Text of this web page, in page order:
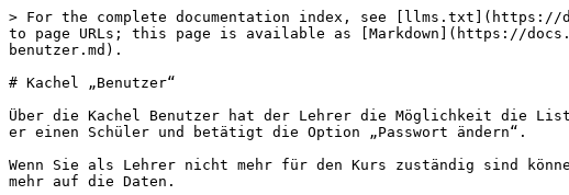
> For the complete documentation index, see [llms.txt](https://
to page URLs; this page is available as [Markdown](https://
benutzer.md).
# Kachel „Benutzer“
Über die Kachel Benutzer hat der Lehrer die Möglichkeit die
er einen Schüler und betätigt die Option „Passwort ändern“.
Wenn Sie als Lehrer nicht mehr für den Kurs zuständig sind
mehr auf die Daten.